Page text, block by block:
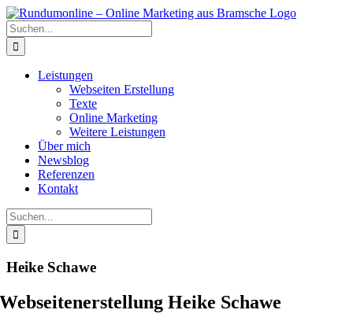
Zum
Inhalt
springen
Suche
nach:
Leistungen
Webseiten Erstellung
Texte
Online Marketing
Weitere Leistungen
Über mich
Newsblog
Referenzen
Kontakt
Suche
nach:
Heike Schawe
Webseitenerstellung Heike Schawe